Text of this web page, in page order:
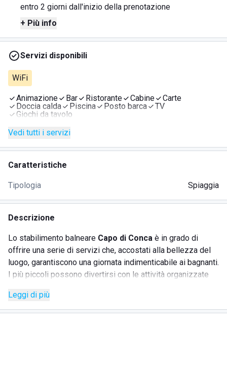
entro 2 giorni dall'inizio della prenotazione
+ Più info
Servizi disponibili
WiFi
Animazione Bar Ristorante Cabine
Carte
Doccia calda
Piscina Posto barca
TV
Giochi da tavolo
Vedi tutti i servizi
Caratteristiche
Tipologia Spiaggia
Descrizione
Lo stabilimento balneare Capo di Conca è in grado di
offrire una serie di servizi che, accostati alla bellezza del
luogo, garantiscono una giornata indimenticabile ai bagnanti.
I più piccoli possono divertirsi con le attività organizzate
vari giochi da tavolo presenti. Il bar del lido, attivo sin dalle
prime ore del mattino, permette sia di effettuare una ricca
Leggi di più